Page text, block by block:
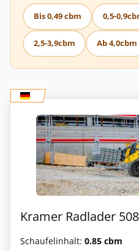
Bis 0,49 cbm 0,5-
2,5-3,9cbm Ab 4,0cbm
Kramer Radlader
Schaufelinhalt: 0.85 cbm